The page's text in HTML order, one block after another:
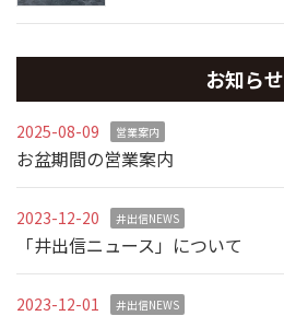
お知らせ
2025-08-09 営業案内
お盆期間の営業案内
2023-12-20 井出信NEWS
「井出信ニュース」について
2023-12-01 井出信NEWS